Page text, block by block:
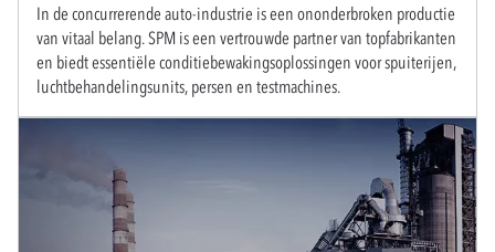
In de concurrerende auto-industrie is een ononderbroken productie
van vitaal belang. SPM is een vertrouwde partner van topfabrikanten
en biedt essentiële conditiebewakingsoplossingen voor spuiterijen,
luchtbehandelingsunits, persen en testmachines.